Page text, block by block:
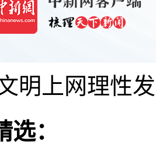
明上网理性
：